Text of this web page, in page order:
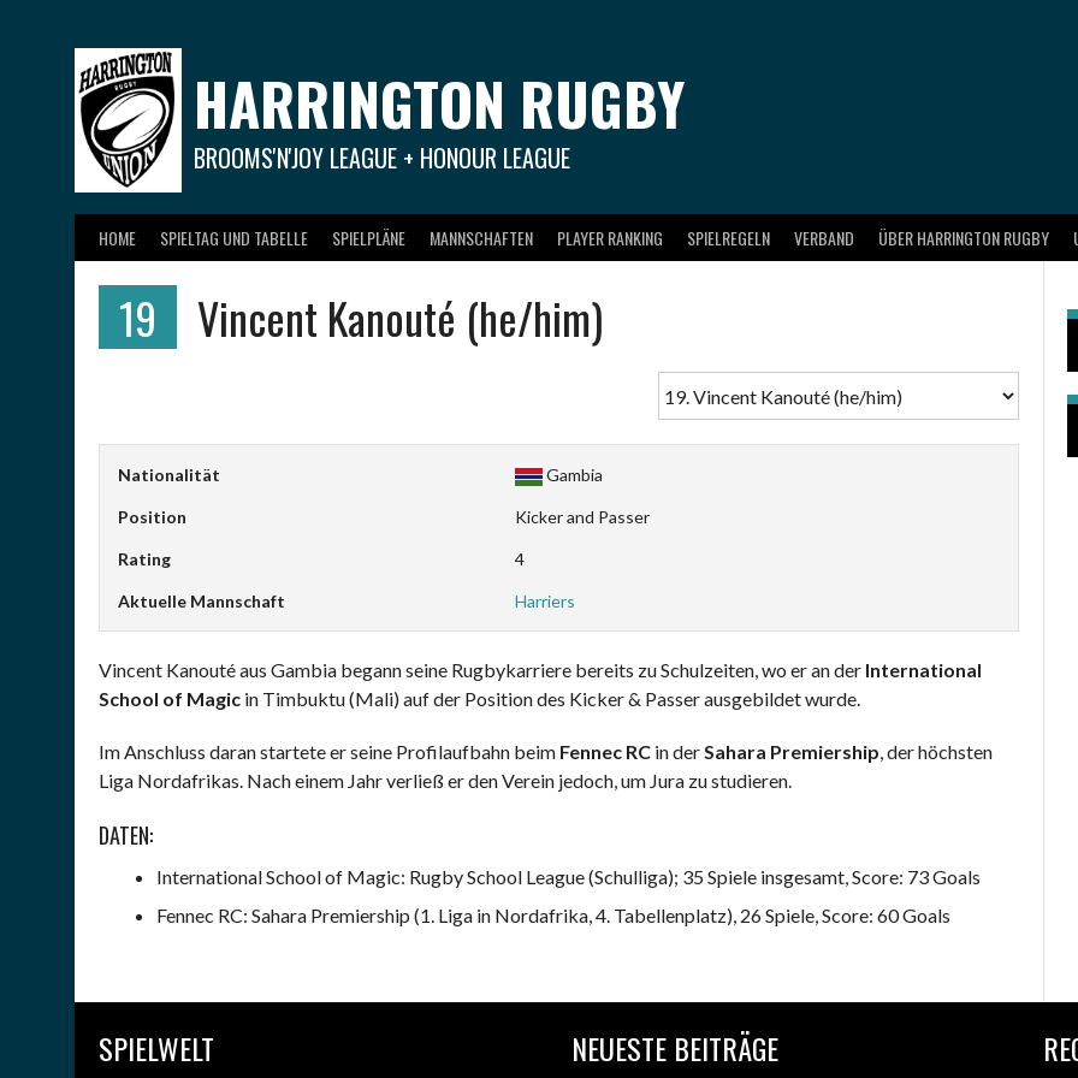
HARRINGTON RUGBY
BROOMS'N'JOY LEAGUE + HONOUR LEAGUE
HOME SPIELTAG UND TABELLE SPIELPLÄNE MANNSCHAFTEN PLAYER RANKING SPIELREGELN VERBAND ÜBER HARRINGTON RUGBY
19 Vincent Kanouté (he/him)
Nationalität Gambia
Position Kicker and Passer
Rating 4
Aktuelle Mannschaft Harriers
Vincent Kanouté aus Gambia begann seine Rugbykarriere bereits zu Schulzeiten, wo er an der International
School of Magic in Timbuktu (Mali) auf der Position des Kicker & Passer ausgebildet wurde.
Im Anschluss daran startete er seine Profilaufbahn beim Fennec RC in derSahara Premiership, der höchsten
Liga Nordafrikas. Nach einem Jahr verließ er den Verein jedoch, um Jura zu studieren.
DATEN:
International School of Magic: Rugby School League (Schulliga); 35 Spiele insgesamt, Score: 73 Goals
Fennec RC: Sahara Premiership (1. Liga in Nordafrika, 4. Tabellenplatz), 26 Spiele, Score: 60 Goals
SPIELWELT NEUESTE BEITRÄGE